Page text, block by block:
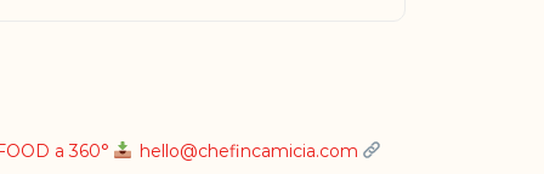
a 360° hello@chefincamicia.com